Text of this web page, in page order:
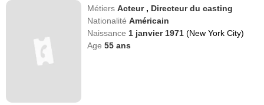
MétiersActeur , Directeur du casting
NationalitéAméricain
Naissance 1 janvier 1971(New York City)
Age55 ans